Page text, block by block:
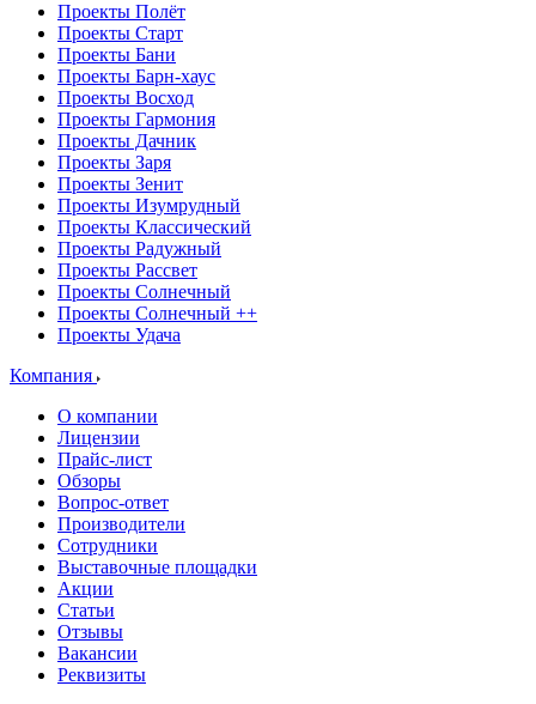
Проекты Полёт
Проекты Старт
Проекты Бани
Проекты Барн-хаус
Проекты Восход
Проекты Гармония
Проекты Дачник
Проекты Заря
Проекты Зенит
Проекты Изумрудный
Проекты Классический
Проекты Радужный
Проекты Рассвет
Проекты Солнечный
Проекты Солнечный ++
Проекты Удача
Компания
О компании
Лицензии
Прайс-лист
Обзоры
Вопрос-ответ
Производители
Сотрудники
Выставочные площадки
Акции
Статьи
Отзывы
Вакансии
Реквизиты